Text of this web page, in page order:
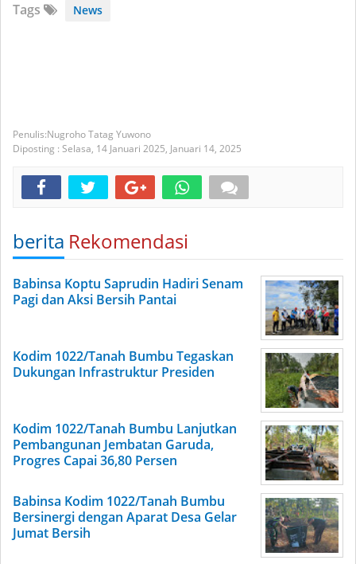
Tags News
Nugroho Tatag Yuwono
Diposting : Selasa, 14 Januari 2025, Januari 14, 2025
berita Rekomendasi
Babinsa Koptu Saprudin Hadiri Senam
Pagi dan Aksi Bersih Pantai
Kodim 1022/Tanah Bumbu Tegaskan
Dukungan Infrastruktur Presiden
Kodim 1022/Tanah Bumbu Lanjutkan
Pembangunan Jembatan Garuda,
Progres Capai 36,80 Persen
Babinsa Kodim 1022/Tanah Bumbu
Bersinergi dengan Aparat Desa Gelar
Jumat Bersih